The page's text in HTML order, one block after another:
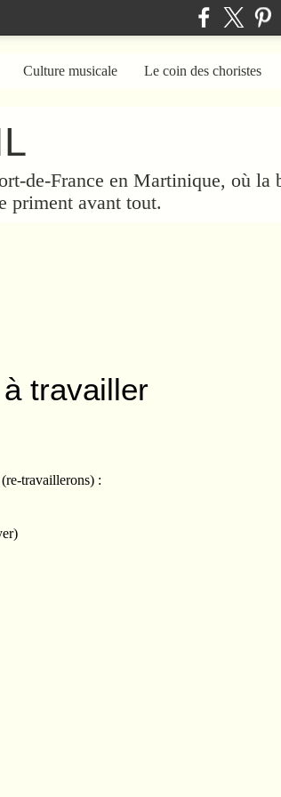
de-France en Martinique, où
priment avant tout.
Culture musicale Le coin des choristes
travailler
travaillerons) :